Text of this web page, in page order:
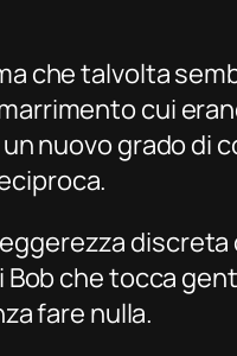
che talvolta
cui
nuovo grado di
discreta
che tocca
fare nulla.